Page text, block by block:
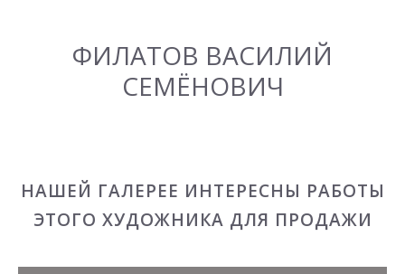
ФИЛАТОВ ВАСИЛИЙ
СЕМЁНОВИЧ
НАШЕЙ ГАЛЕРЕЕ ИНТЕРЕСНЫ РАБОТЫ
ЭТОГО ХУДОЖНИКА ДЛЯ ПРОДАЖИ